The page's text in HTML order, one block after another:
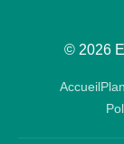
© 2026
Accueil